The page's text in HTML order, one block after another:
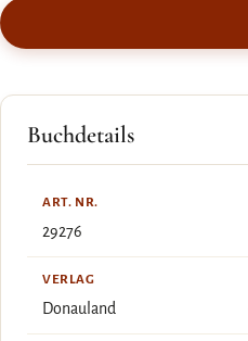
Buchdetails
ART. NR.
29276
VERLAG
Donauland